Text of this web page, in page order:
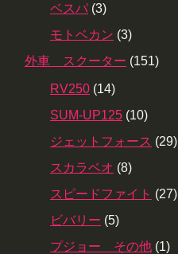
ベスパ (3)
モトベカン (3)
外車 スクーター (151)
RV250 (14)
SUM-UP125 (10)
ジェットフォース (29)
スカラベオ (8)
スピードファイト (27)
ビバリー (5)
プジョー その他 (1)